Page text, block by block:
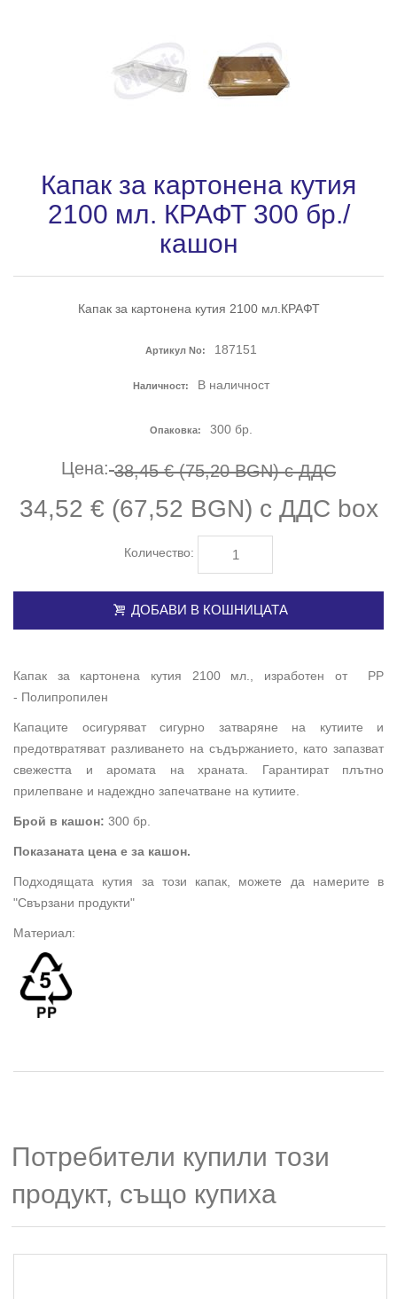
Капак за картонена кутия
2100 мл. КРАФТ 300 бр./
кашон
Капак за картонена кутия 2100 мл.КРАФТ
Артикул No: 187151
Наличност: В наличност
Опаковка: 300 бр.
Цена: 38,45 € (75,20 BGN) с ДДС
34,52 € (67,52 BGN) с ДДС box
Количество:
ДОБАВИ В КОШНИЦАТА
Капак за картонена кутия 2100 мл., изработен от PP
- Полипропилен
Капаците осигуряват сигурно затваряне на кутиите и
предотвратяват разливането на съдържанието, като запазват
свежестта и аромата на храната. Гарантират плътно
прилепване и надеждно запечатване на кутиите.
Брой в кашон: 300 бр.
Показаната цена е за кашон.
Подходящата кутия за този капак, можете да намерите в
"Свързани продукти"
Материал:
Потребители купили този
продукт, също купиха